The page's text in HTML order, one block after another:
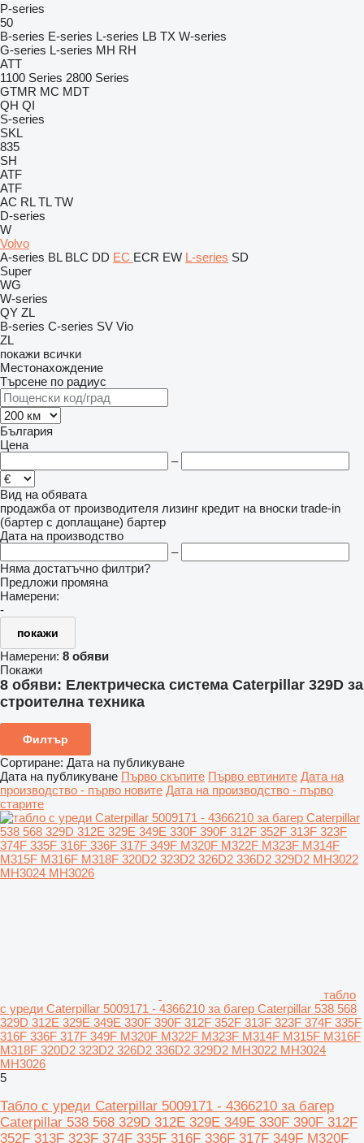
P-series
50
B-series E-series L-series LB TX W-series
G-series L-series MH RH
ATT
1100 Series 2800 Series
GTMR MC MDT
QH QI
S-series
SKL
835
SH
ATF
ATF
AC RL TL TW
D-series
W
Volvo
A-series BL BLC DD EC ECR EW L-series SD
Super
WG
W-series
QY ZL
B-series C-series SV Vio
ZL
покажи всички
Местонахождение
Търсене по радиус
България
Цена
–
Вид на обявата
продажба от производителя лизинг кредит на вноски trade-in
(бартер с доплащане) бартер
Дата на производство
–
Няма достатъчно филтри?
Предложи промяна
Намерени:
-
покажи
Намерени: 8 обяви
Покажи
8 обяви: Електрическа система Caterpillar 329D за
строителна техника
Филтър
Сортиране: Дата на публикуване
Дата на публикуване Първо скъпите Първо евтините Дата на
производство - първо новите Дата на производство - първо
старите
табло
с уреди Caterpillar 5009171 - 4366210 за багер Caterpillar 538 568
329D 312E 329E 349E 330F 390F 312F 352F 313F 323F 374F 335F
316F 336F 317F 349F M320F M322F M323F M314F M315F M316F
M318F 320D2 323D2 326D2 336D2 329D2 MH3022 MH3024
MH3026
5
Табло с уреди Caterpillar 5009171 - 4366210 за багер
Caterpillar 538 568 329D 312E 329E 349E 330F 390F 312F
352F 313F 323F 374F 335F 316F 336F 317F 349F M320F